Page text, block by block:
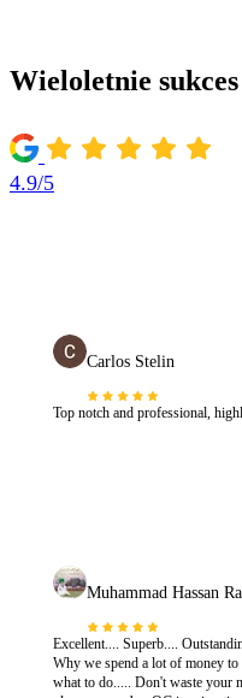
Wieloletnie
4.9/5
Carlos Stelin
Top notch and professional,
Muhammad Hassan
Excellent.... Superb....
Why we spend a lot of money
what to do..... Don't waste your money. If you want success